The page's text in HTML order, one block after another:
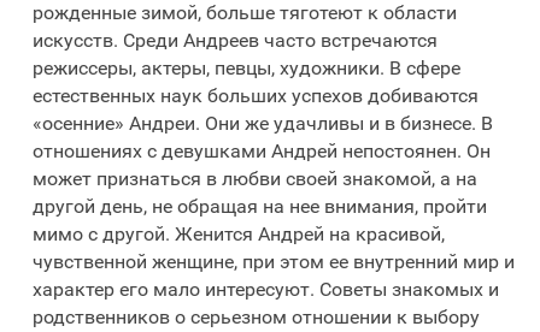
рожденные зимой, больше тяготеют к области
искусств. Среди Андреев часто встречаются
режиссеры, актеры, певцы, художники. В сфере
естественных наук больших успехов добиваются
«осенние» Андреи. Они же удачливы и в бизнесе. В
отношениях с девушками Андрей непостоянен. Он
может признаться в любви своей знакомой, а на
другой день, не обращая на нее внимания, пройти
мимо с другой. Женится Андрей на красивой,
чувственной женщине, при этом ее внутренний мир и
характер его мало интересуют. Советы знакомых и
родственников о серьезном отношении к выбору